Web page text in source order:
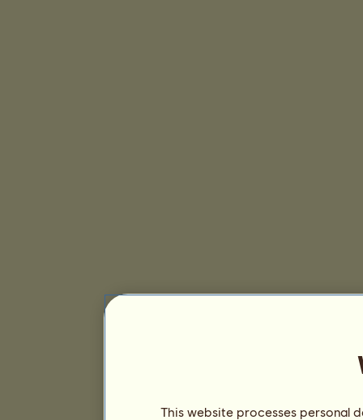
This website processes personal